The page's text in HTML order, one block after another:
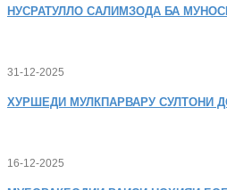
НУСРАТУЛЛО САЛИМЗОДА БА
31-12-2025
ХУРШЕДИ МУЛКПАРВАРУ СУЛТОНИ
16-12-2025